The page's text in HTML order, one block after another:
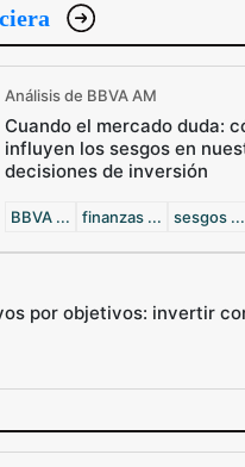
Análisis de BBVA AM
Cuando el mercado duda:
influyen los sesgos en
decisiones de inversión
BBVA ... finanzas ... sesgos ...
por objetivos: invertir